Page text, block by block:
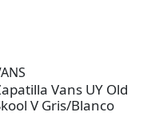
Vans UY Old
V Gris/Blanco